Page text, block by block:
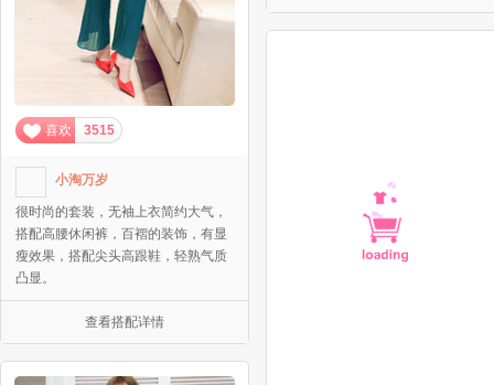
喜欢 3515
小淘万岁
很时尚的套装，无袖上衣简约大气，
搭配高腰休闲裤，百褶的装饰，有显
瘦效果，搭配尖头高跟鞋，轻熟气质
凸显。
查看搭配详情